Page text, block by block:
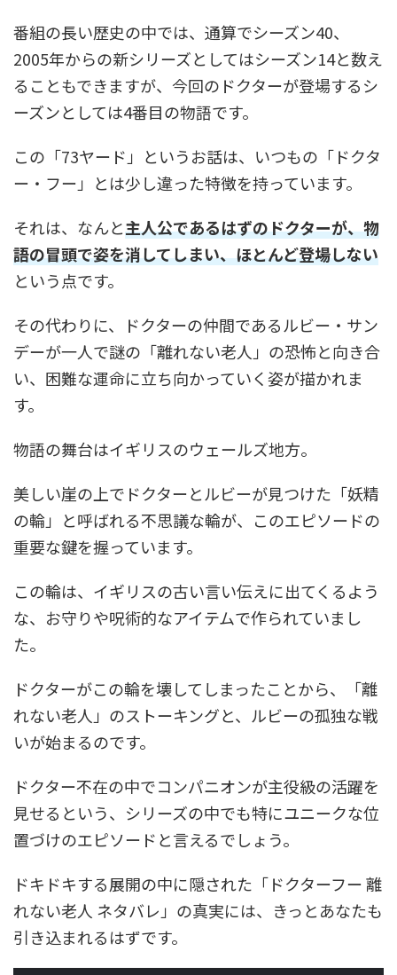
番組の長い歴史の中では、通算でシーズン40、
2005年からの新シリーズとしてはシーズン14と数え
ることもできますが、今回のドクターが登場するシ
ーズンとしては4番目の物語です。
この「73ヤード」というお話は、いつもの「ドクタ
ー・フー」とは少し違った特徴を持っています。
それは、なんと主人公であるはずのドクターが、物
語の冒頭で姿を消してしまい、ほとんど登場しない
という点です。
その代わりに、ドクターの仲間であるルビー・サン
デーが一人で謎の「離れない老人」の恐怖と向き合
い、困難な運命に立ち向かっていく姿が描かれま
す。
物語の舞台はイギリスのウェールズ地方。
美しい崖の上でドクターとルビーが見つけた「妖精
の輪」と呼ばれる不思議な輪が、このエピソードの
重要な鍵を握っています。
この輪は、イギリスの古い言い伝えに出てくるよう
な、お守りや呪術的なアイテムで作られていまし
た。
ドクターがこの輪を壊してしまったことから、「離
れない老人」のストーキングと、ルビーの孤独な戦
いが始まるのです。
ドクター不在の中でコンパニオンが主役級の活躍を
見せるという、シリーズの中でも特にユニークな位
置づけのエピソードと言えるでしょう。
ドキドキする展開の中に隠された「ドクターフー 離
れない老人 ネタバレ」の真実には、きっとあなたも
引き込まれるはずです。